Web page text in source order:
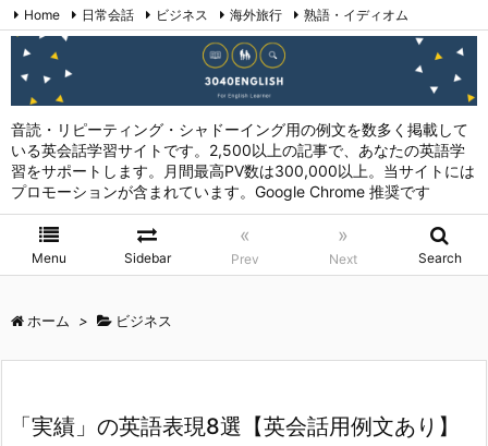
音読・リピーティング・シャドーイング用の例文を数多く掲載して
いる英会話学習サイトです。2,500以上の記事で、あなたの英語学
習をサポートします。月間最高PV数は300,000以上。当サイトには
プロモーションが含まれています。Google Chrome 推奨です
Menu Sidebar
«
Prev
»
Next Search
Home 日常会話 ビジネス 海外旅行
熟語・イディオム
英会話表現 (日本語→英語)
お問い合わせ
ホーム > ビジネス
「実績」の英語表現8選【英会話用例文あり】